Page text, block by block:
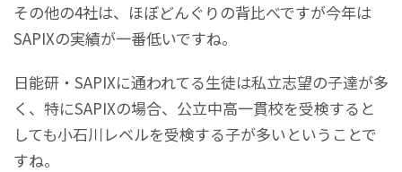
その他の4社は、ほぼどんぐりの背比べですが今年は
SAPIXの実績が一番低いですね。
日能研・SAPIXに通われてる生徒は私立志望の子達が多
く、特にSAPIXの場合、公立中高一貫校を受検すると
しても小石川レベルを受検する子が多いということで
すね。